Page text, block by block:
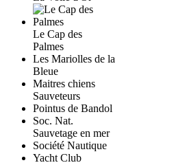
Le Cap des
Palmes
Les Mariolles de la
Bleue
Maitres chiens
Sauveteurs
Pointus de Bandol
Soc. Nat.
Sauvetage en mer
Société Nautique
Yacht Club